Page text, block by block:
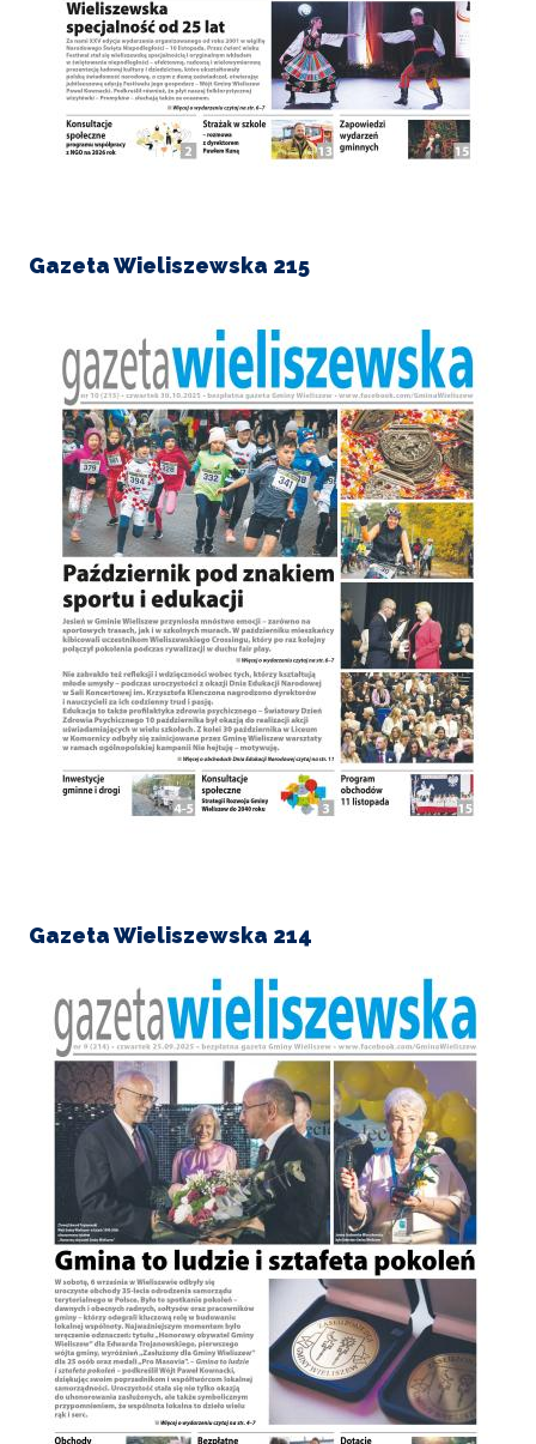
Gazeta Wieliszewska 215
Gazeta Wieliszewska 214